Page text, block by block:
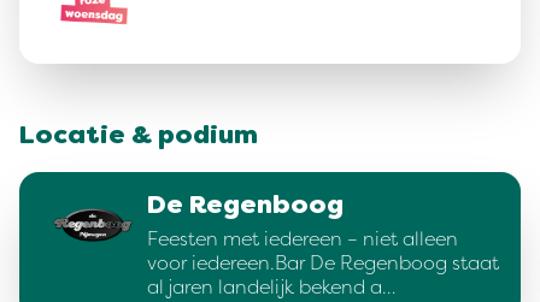
Locatie & podium
De Regenboog
Feesten met iedereen – niet alleen
voor iedereen.Bar De Regenboog staat
al jaren landelijk bekend a…